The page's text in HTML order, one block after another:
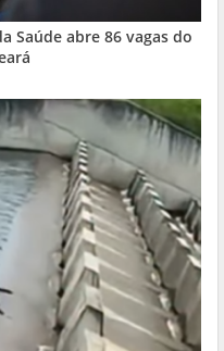
Saúde abre 86 vagas do